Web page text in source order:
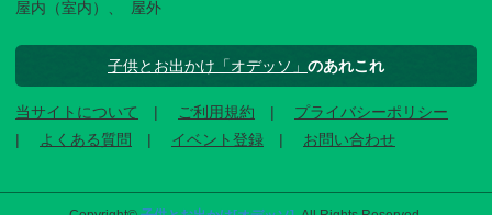
屋内（室内）
屋外
子供とお出かけ「オデッソ」 のあれこれ
当サイトについて ご利用規約
プライバシーポリシー
よくある質問
イベント登録 お問い合わせ